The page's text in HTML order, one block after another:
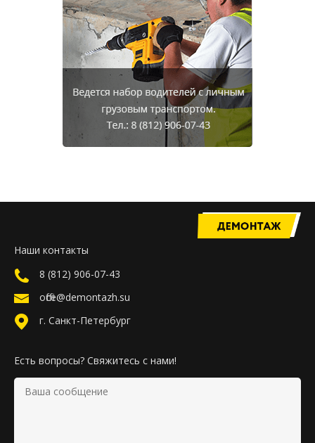
Наши контакты
8 (812) 906-07-43
office@demontazh.su
г. Санкт-Петербург
Есть вопросы? Свяжитесь с нами!